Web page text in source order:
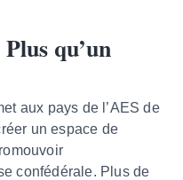
qu’un
aux pays de l’AES de
un espace de
confédérale. Plus de